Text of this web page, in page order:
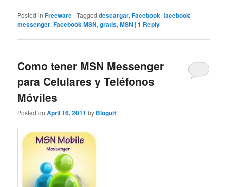
Posted in Freeware |Tagged descargar,Facebook,facebook
messenger,Facebook MSN,gratis,MSN |1 Reply
Como tener MSN Messenger
para Celulares y Teléfonos
Móviles
Posted onApril 16, 2011 by Bloguit